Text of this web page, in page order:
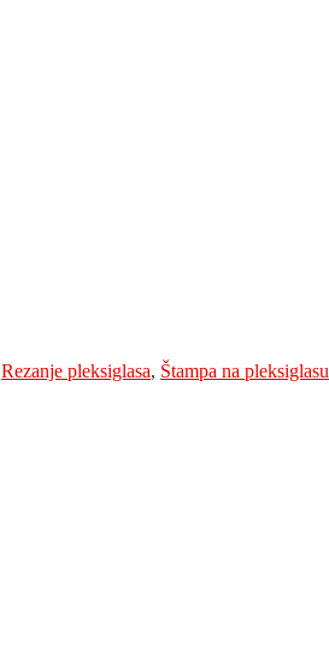
Rezanje pleksiglasa, Štampa na pleksiglasu